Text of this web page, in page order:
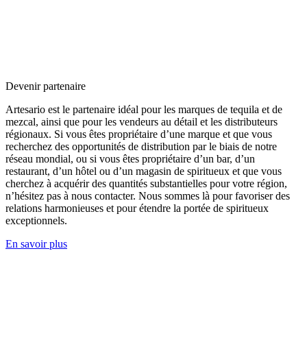
Devenir partenaire
Artesario est le partenaire idéal pour les marques de tequila et de
mezcal, ainsi que pour les vendeurs au détail et les distributeurs
régionaux. Si vous êtes propriétaire d’une marque et que vous
recherchez des opportunités de distribution par le biais de notre
réseau mondial, ou si vous êtes propriétaire d’un bar, d’un
restaurant, d’un hôtel ou d’un magasin de spiritueux et que vous
cherchez à acquérir des quantités substantielles pour votre région,
n’hésitez pas à nous contacter. Nous sommes là pour favoriser des
relations harmonieuses et pour étendre la portée de spiritueux
exceptionnels.
En savoir plus